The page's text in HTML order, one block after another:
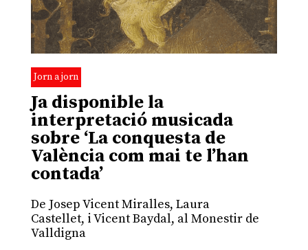
Jorn a jorn
Ja disponible la
interpretació musicada
sobre ‘La conquesta de
València com mai te l’han
contada’
De Josep Vicent Miralles, Laura
Castellet, i Vicent Baydal, al Monestir de
Valldigna